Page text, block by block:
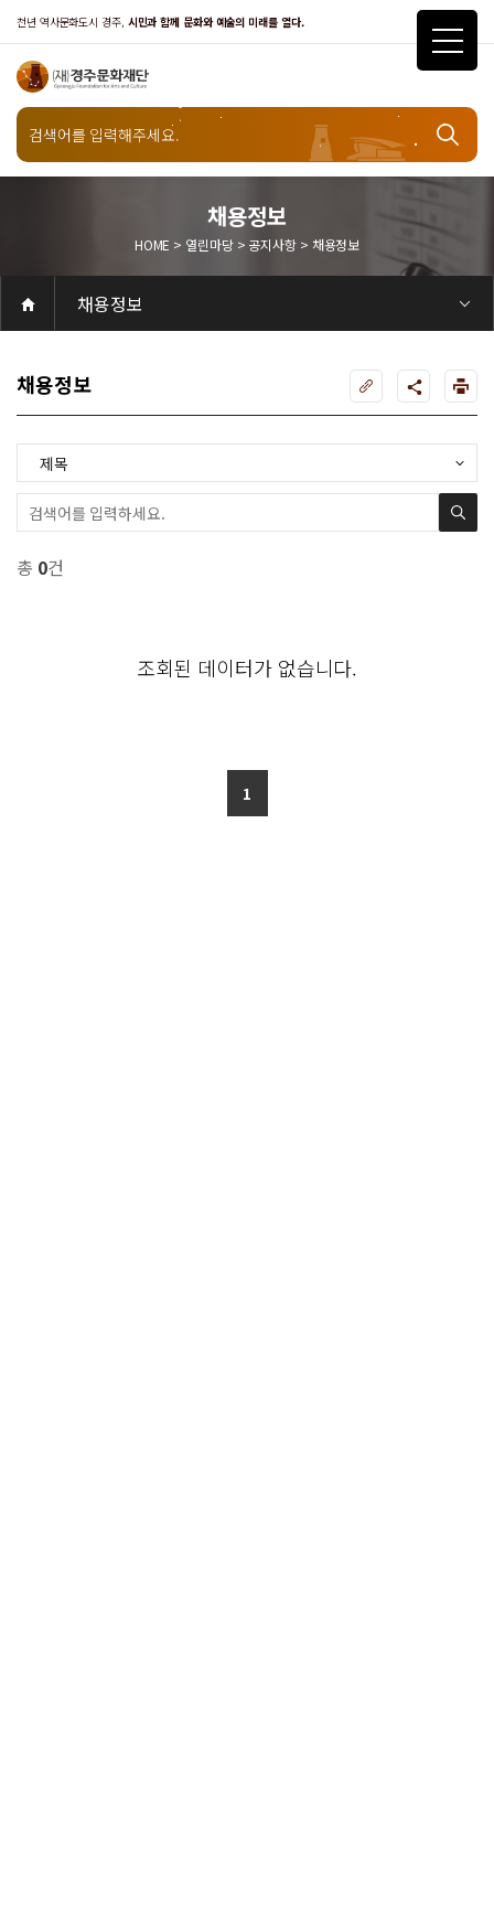
천년 역사문화도시 경주, 시민과 함께 문화와 예술의 미래를 열다.
채용정보
HOME > 열린마당 > 공지사항 > 채용정보
공지사항
채용정보
공연
공연일정
객석안내
화랑홀
화랑홀 2층
화랑홀 3층
원화홀
티켓안내
티켓안내
티켓예매
티켓수령
할인규정
취소·환불규정
문화나눔티켓
공연예절·서비스
공연장 관람예절
공연장 편의서비스
전시
전시일정
현재전시
예정전시
지난전시
전시연계교육신청
알천미술관소장품
전시예절·서비스
미술관 관람예절
미술관 편의서비스
아카데미
교육일정
문화행사
행사일정
행사소개
경주 대릉원돌담길 축제
국제경주역사문화포럼
금속공예관
경주 e스포츠 페스티벌
돗자리피크닉
국제경주역사문화포럼
교촌문화공연 신라오기
신라문화제
국제뮤직페스티벌
경주문화관1918
교촌버스킹
지역예술인 지원사업
봉황대 뮤직스퀘어
경주국악여행
제야의 종 타종식
한수원아트페스티벌
한복문화주간
동아시아 문화도시
MyK FESTA in 경주
경주시 관광기념품 공모전
뉴스
갤러리
대관
대관공고·절차
경주예술의전당
경주문화관1918
대관운영조례
운영조례
경주예술의전당
운영규칙
공연장 및 부대시설
알천미술관
경주문화관1918
사용료
경주예술의전당
경주문화관1918
대관신청
경주예술의전당
경주문화관1918
시설소개
경주예술의전당
시설소개
공연장
화랑홀
원화홀
알천미술관
기타시설
경주문화관1918
시립예술단
시립극단
시립극단 소개
단원현황
시립합창단
시립합창단 소개
단원현황
시립신라고취대
시립신라고취대 소개
단원현황
연간일정
열린마당
공지사항
공지사항
입찰정보
채용정보
자료실
홍보·보도자료
서식·매뉴얼
웹진
Q&A
FAQ
가입 및 정보
공연
전시
아카데미
대관
기타
질문과답변
우수고객
회원안내 · 혜택
우수고객
경주문화재단
인사말
재단소개
비전전략
사업안내
연혁
재단CI
조직도
ESG 윤리·경영
ESG경영 선언문
인권경영선언문
임직원행동강령
문화서비스윤리헌장
통합신고센터
경영공시
경영목표 예산서 운영계획
결산서
임원 및 운영인력 현황 인건비 예산 집행현황
경영실적
외부기관 감사
기타공시
계약현황
기부금현황
업무추진비 복리후생비 내역
오시는길
경주예술의전당
경주문화관1918
신라금속공예관
채용정보
총 0건
조회된 데이터가 없습니다.
1